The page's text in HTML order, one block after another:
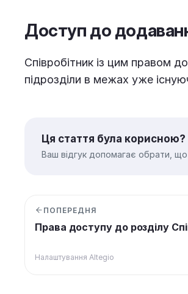
Доступ до
Співробітник із цим правом
підрозділи в межах уже
Ця стаття була корисною?
Ваш відгук допомагає обрати,
ПОПЕРЕДНЯ
Права доступу до розділу
Налаштування Altegio